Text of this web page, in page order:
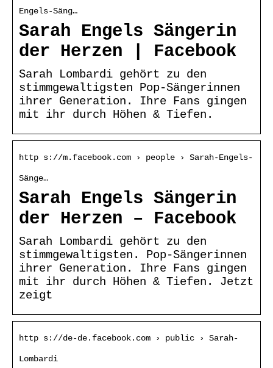
Engels-Säng…
Sarah Engels Sängerin
der Herzen | Facebook
Sarah Lombardi gehört zu den
stimmgewaltigsten Pop-Sängerinnen
ihrer Generation. Ihre Fans gingen
mit ihr durch Höhen & Tiefen.
http s://m.facebook.com › people › Sarah-Engels-
Sänge…
Sarah Engels Sängerin
der Herzen – Facebook
Sarah Lombardi gehört zu den
stimmgewaltigsten. Pop-Sängerinnen
ihrer Generation. Ihre Fans gingen
mit ihr durch Höhen & Tiefen. Jetzt
zeigt
http s://de-de.facebook.com › public › Sarah-
Lombardi